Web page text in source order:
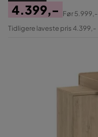
Pris
4.399,-
Original
Før5.999,-
Tidligere laveste pris 4.399,-